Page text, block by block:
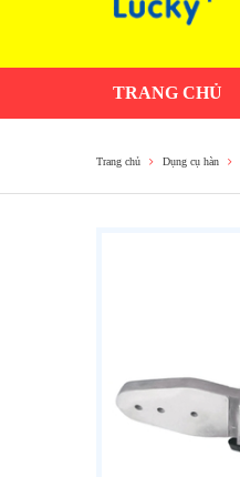
TRANG CHỦ
Trang chủ Dụng cụ hàn